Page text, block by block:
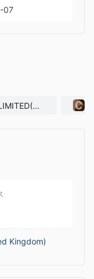
07
Kingdom)